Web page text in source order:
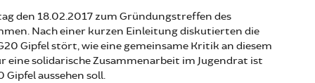
den 18.02.2017 zum Gründungstreffen des
Nach einer kurzen Einleitung diskutierten die
Gipfel stört, wie eine gemeinsame Kritik an diesem
eine solidarische Zusammenarbeit im Jugendrat ist
Gipfel aussehen soll.